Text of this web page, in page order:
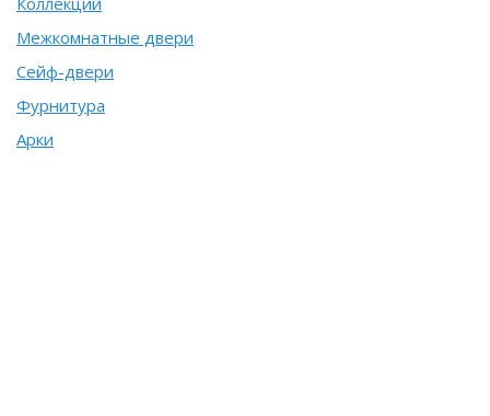
Межкомнатные двери
Сейф-двери
Фурнитура
Арки